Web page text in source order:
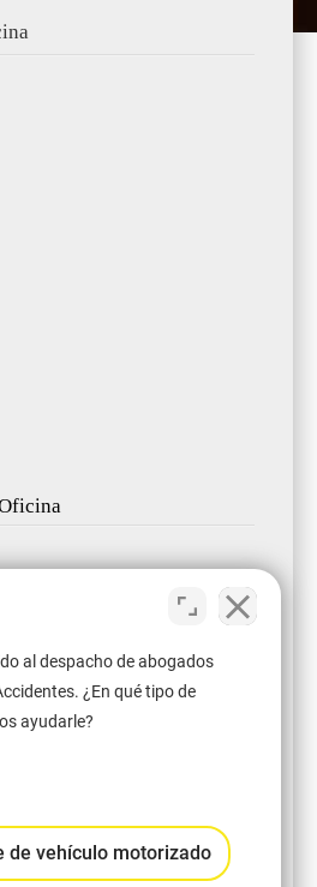
al despacho de abogados
¿En qué tipo de
ayudarle?
de vehículo motorizado